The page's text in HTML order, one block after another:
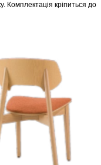
Комплектація кріпиться до